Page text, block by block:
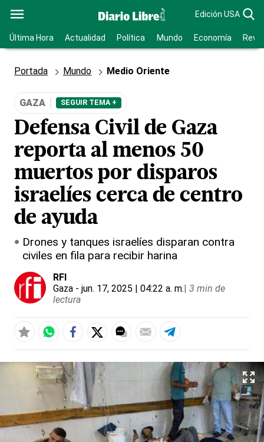
Edición USA
Última Hora Actualidad Política Mundo Economía
Portada Mundo Medio Oriente
GAZA SEGUIR TEMA +
Defensa Civil de Gaza
reporta al menos 50
muertos por disparos
israelíes cerca de centro
de ayuda
Drones y tanques israelíes disparan contra
civiles en fila para recibir harina
RFI
Gaza - jun. 17, 2025 | 04:22 a. m.| 3 min de
lectura